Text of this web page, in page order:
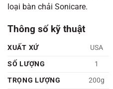
loại bàn chải Sonicare.
Thông số kỹ thuật
XUẤT XỨ
USA
SỐ LƯỢNG
1
TRỌNG LƯỢNG
200g